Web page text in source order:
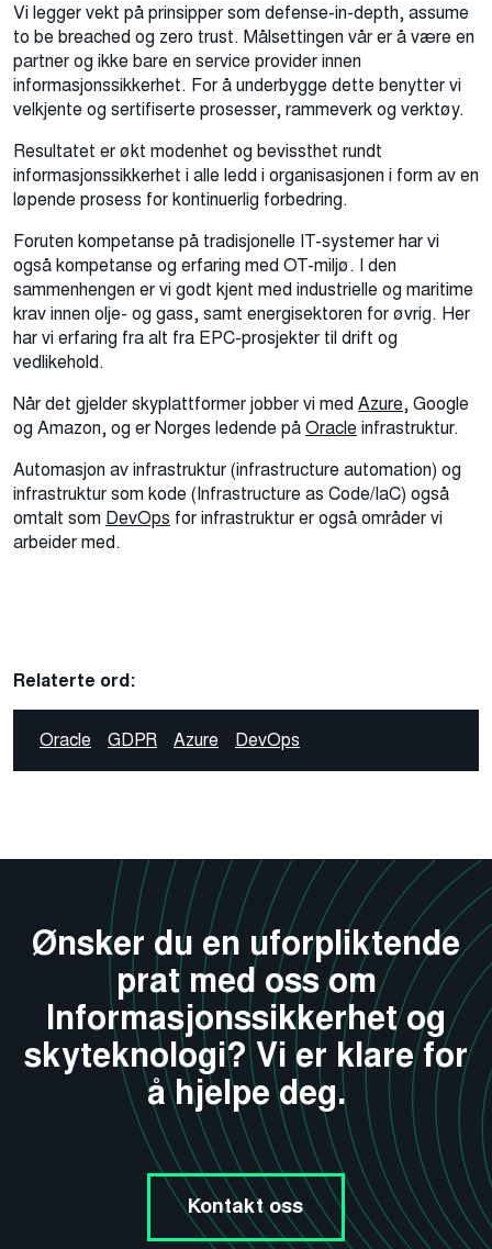
Vi legger vekt på prinsipper som defense-in-depth, assume
to be breached og zero trust. Målsettingen vår er å være en
partner og ikke bare en service provider innen
informasjonssikkerhet. For å underbygge dette benytter vi
velkjente og sertifiserte prosesser, rammeverk og verktøy.
Resultatet er økt modenhet og bevissthet rundt
informasjonssikkerhet i alle ledd i organisasjonen i form av en
løpende prosess for kontinuerlig forbedring.
Foruten kompetanse på tradisjonelle IT-systemer har vi
også kompetanse og erfaring med OT-miljø. I den
sammenhengen er vi godt kjent med industrielle og maritime
krav innen olje- og gass, samt energisektoren for øvrig. Her
har vi erfaring fra alt fra EPC-prosjekter til drift og
vedlikehold.
Når det gjelder skyplattformer jobber vi med Azure, Google
og Amazon, og er Norges ledende påOracle infrastruktur.
Automasjon av infrastruktur (infrastructure automation) og
infrastruktur som kode (Infrastructure as Code/IaC) også
omtalt som DevOps for infrastruktur er også områder vi
arbeider med.
Relaterte ord:
Oracle GDPR Azure DevOps
Kontakt oss
Ønsker du en uforpliktende
prat med oss om
Informasjonssikkerhet og
skyteknologi? Vi er klare for
å hjelpe deg.